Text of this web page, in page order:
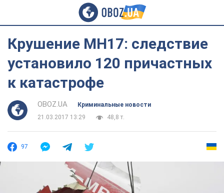
Крушение МН17: следствие
установило 120 причастных
к катастрофе
OBOZ.UA
Криминальные новости
21.03.2017 13:29
48,8 т.
97